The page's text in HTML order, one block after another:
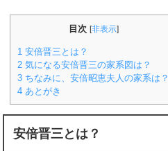
目次 [非表示]
1 安倍晋三とは？
2 気になる安倍晋三の家系図は？
3 ちなみに、安倍昭恵夫人の家系は？
4 あとがき
安倍晋三とは？